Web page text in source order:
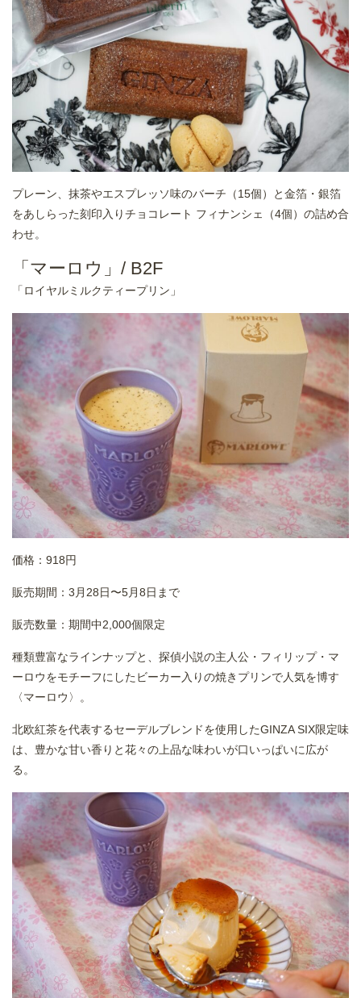
プレーン、抹茶やエスプレッソ味のバーチ（15個）と金箔・銀箔
をあしらった刻印入りチョコレート フィナンシェ（4個）の詰め合
わせ。
「マーロウ」/ B2F
「ロイヤルミルクティープリン」
価格：918円
販売期間：3月28日〜5月8日まで
販売数量：期間中2,000個限定
種類豊富なラインナップと、探偵小説の主人公・フィリップ・マ
ーロウをモチーフにしたビーカー入りの焼きプリンで人気を博す
〈マーロウ〉。
北欧紅茶を代表するセーデルブレンドを使用したGINZA SIX限定味
は、豊かな甘い香りと花々の上品な味わいが口いっぱいに広が
る。